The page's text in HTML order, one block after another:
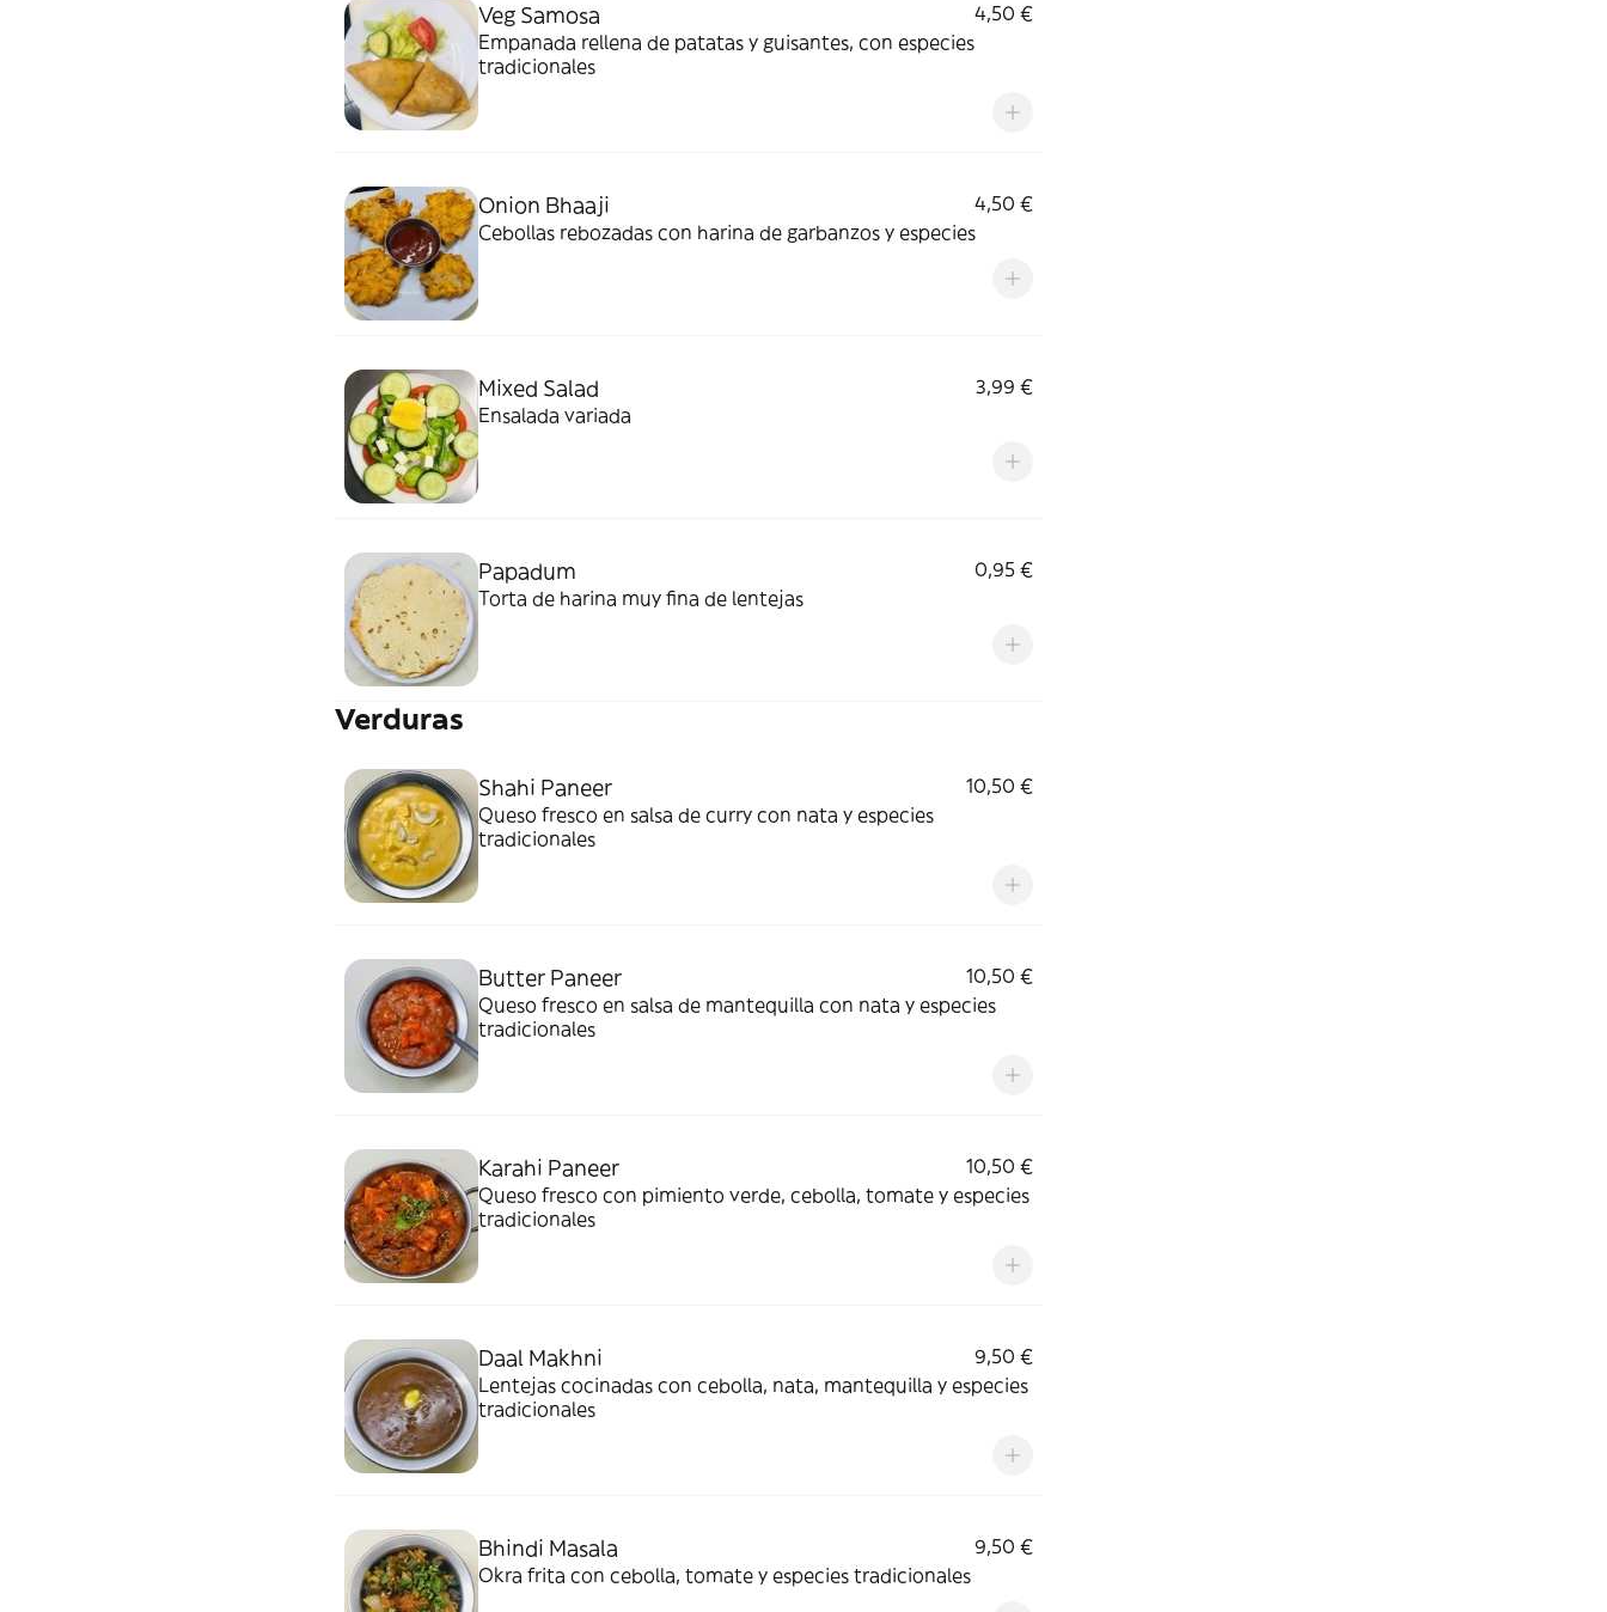
Veg Samosa
4,50 €
Empanada rellena de patatas y guisantes, con especies
tradicionales
Onion Bhaaji
4,50 €
Cebollas rebozadas con harina de garbanzos y especies
Mixed Salad
3,99 €
Ensalada variada
Papadum
0,95 €
Torta de harina muy fina de lentejas
Verduras
Shahi Paneer
10,50 €
Queso fresco en salsa de curry con nata y especies
tradicionales
Butter Paneer
10,50 €
Queso fresco en salsa de mantequilla con nata y especies
tradicionales
Karahi Paneer
10,50 €
Queso fresco con pimiento verde, cebolla, tomate y especies
tradicionales
Daal Makhni
9,50 €
Lentejas cocinadas con cebolla, nata, mantequilla y especies
tradicionales
Bhindi Masala
9,50 €
Okra frita con cebolla, tomate y especies tradicionales